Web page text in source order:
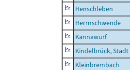
Henschleben
Herrnschwende
Kannawurf
Kindelbrück, Stadt
Kleinbrembach